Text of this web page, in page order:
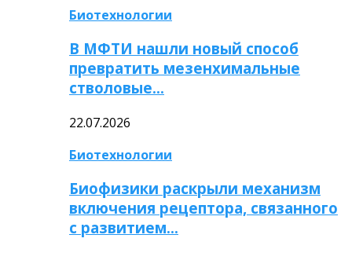
Биотехнологии
В МФТИ нашли новый способ
превратить мезенхимальные
стволовые…
22.07.2026
Биотехнологии
Биофизики раскрыли механизм
включения рецептора, связанного
с развитием…